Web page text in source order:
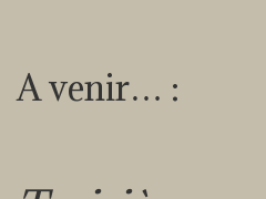
A venir… :